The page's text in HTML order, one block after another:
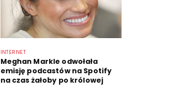
INTERNET
Meghan Markle odwołała
emisję podcastów na Spotify
na czas żałoby po królowej